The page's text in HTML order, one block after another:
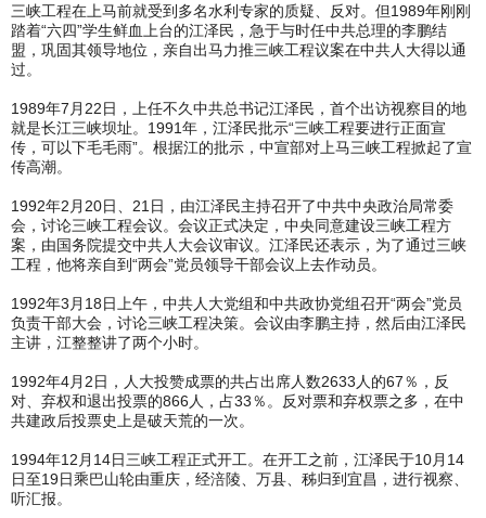
三峡工程在上马前就受到多名水利专家的质疑、反对。但1989年刚刚
踏着“六四”学生鲜血上台的江泽民，急于与时任中共总理的李鹏结
盟，巩固其领导地位，亲自出马力推三峡工程议案在中共人大得以通
过。
1989年7月22日，上任不久中共总书记江泽民，首个出访视察目的地
就是长江三峡坝址。1991年，江泽民批示“三峡工程要进行正面宣
传，可以下毛毛雨”。根据江的批示，中宣部对上马三峡工程掀起了宣
传高潮。
1992年2月20日、21日，由江泽民主持召开了中共中央政治局常委
会，讨论三峡工程会议。会议正式决定，中央同意建设三峡工程方
案，由国务院提交中共人大会议审议。江泽民还表示，为了通过三峡
工程，他将亲自到“两会”党员领导干部会议上去作动员。
1992年3月18日上午，中共人大党组和中共政协党组召开“两会”党员
负责干部大会，讨论三峡工程决策。会议由李鹏主持，然后由江泽民
主讲，江整整讲了两个小时。
1992年4月2日，人大投赞成票的共占出席人数2633人的67％，反
对、弃权和退出投票的866人，占33％。反对票和弃权票之多，在中
共建政后投票史上是破天荒的一次。
1994年12月14日三峡工程正式开工。在开工之前，江泽民于10月14
日至19日乘巴山轮由重庆，经涪陵、万县、秭归到宜昌，进行视察、
听汇报。